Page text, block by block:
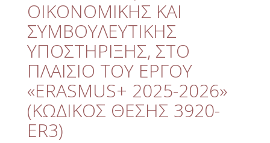
ETHICS
Useful Links
Management
Meetings
Management Guide
ΟΙΚΟΝΟΜΙΚΗΣ ΚΑΙ
ΣΥΜΒΟΥΛΕΥΤΙΚΗΣ
ΥΠΟΣΤΗΡΙΞΗΣ, ΣΤΟ
ΠΛΑΙΣΙΟ ΤΟΥ ΕΡΓΟΥ
«ERASMUS+ 2025-2026»
(ΚΩΔΙΚΟΣ ΘΕΣΗΣ 3920-
ER3)